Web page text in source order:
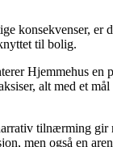
konsekvenser, er
til bolig.
Hjemmehus en
alt med et mål
tilnærming gir
men også en